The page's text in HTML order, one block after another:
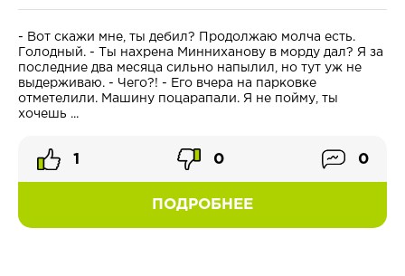
- Вот скажи мне, ты дебил? Продолжаю молча есть.
Голодный. - Ты нахрена Минниханову в морду дал? Я за
последние два месяца сильно напылил, но тут уж не
выдерживаю. - Чего?! - Его вчера на парковке
отметелили. Машину поцарапали. Я не пойму, ты
хочешь ...
ПОДРОБНЕЕ
1 0 0